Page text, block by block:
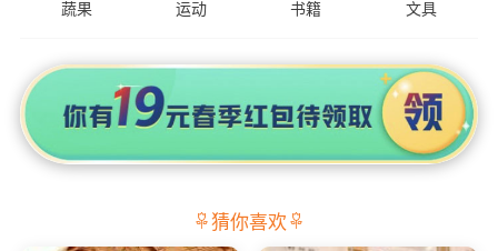
蔬果 运动 书籍 文具
猜你喜欢